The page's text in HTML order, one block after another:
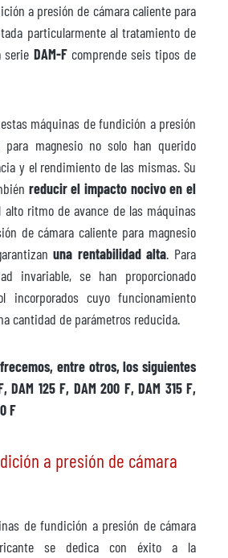
a presión de cámara caliente para
particularmente al tratamiento de
serie DAM-Fcomprende seis tipos de
máquinas de fundición a presión
para magnesio no solo han querido
y el rendimiento de las mismas. Su
reducir el impacto nocivo en el
alto ritmo de avance de las máquinas
de cámara caliente para magnesio
una rentabilidad alta. Para
invariable, se han proporcionado
incorporados cuyo funcionamiento
cantidad de parámetros reducida.
entre otros, los siguientes
DAM 125 F, DAM 200 F, DAM 315 F,
F
a presión de cámara
de fundición a presión de cámara
se dedica con éxito a la